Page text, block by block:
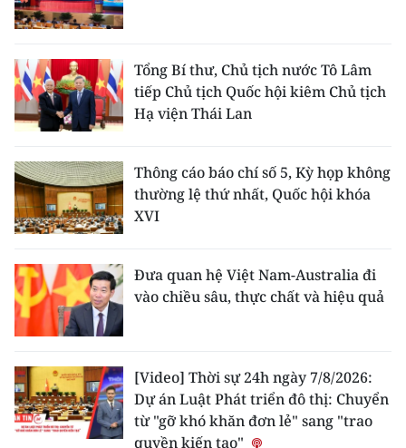
Tổng Bí thư, Chủ tịch nước Tô Lâm
tiếp Chủ tịch Quốc hội kiêm Chủ tịch
Hạ viện Thái Lan
Thông cáo báo chí số 5, Kỳ họp không
thường lệ thứ nhất, Quốc hội khóa
XVI
Đưa quan hệ Việt Nam-Australia đi
vào chiều sâu, thực chất và hiệu quả
[Video] Thời sự 24h ngày 7/8/2026:
Dự án Luật Phát triển đô thị: Chuyển
từ "gỡ khó khăn đơn lẻ" sang "trao
quyền kiến tạo"